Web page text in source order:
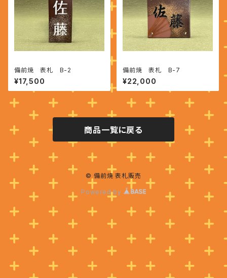
備前焼 表札 B-2
¥17,500
備前焼 表札 B-7
¥22,000
商品一覧に戻る
© 備前焼 表札販売
Powered by